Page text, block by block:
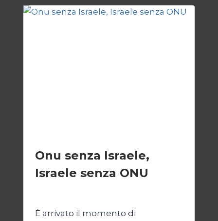
DIRITTO
Onu senza Israele,
Israele senza ONU
È arrivato il momento di